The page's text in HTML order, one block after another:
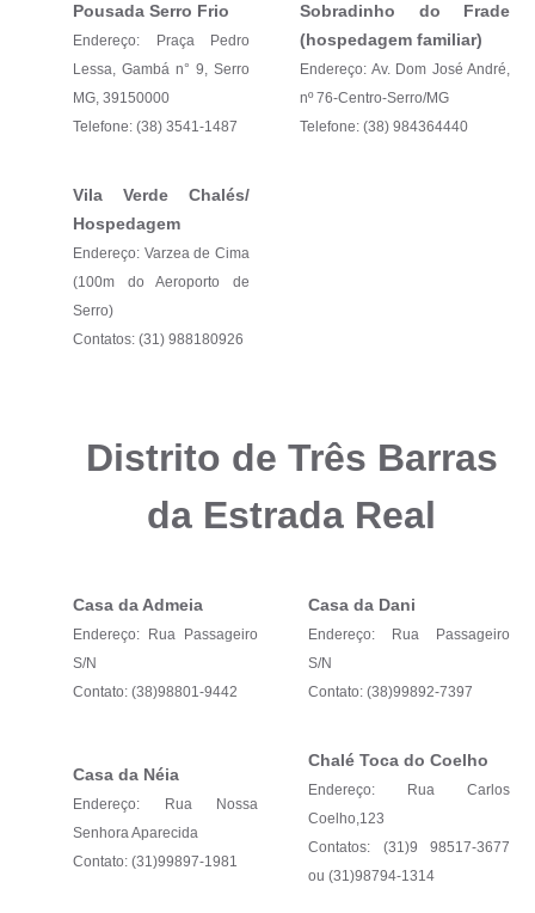
Contratos, Convênios e Publicações MROSC
Ouvidoria Municipal
Radar da Transparência Pública
Listagem de Contribuintes Inscritos na Dívida Ativa do
Pousada Serro Frio
Endereço: Praça Pedro
Lessa, Gambá n° 9, Serro
MG, 39150000
Telefone: (38) 3541-1487
Sobradinho do Frade
(hospedagem familiar)
Endereço: Av. Dom José André,
nº 76-Centro-Serro/MG
Telefone: (38) 984364440
Vila Verde Chalés/
Hospedagem
Endereço: Varzea de Cima
(100m do Aeroporto de
Serro)
Contatos: (31) 988180926
Distrito de Três Barras
da Estrada Real
Casa da Admeia
Endereço: Rua Passageiro
S/N
Contato: (38)98801-9442
Casa da Dani
Endereço: Rua Passageiro
S/N
Contato: (38)99892-7397
Casa da Néia
Endereço: Rua Nossa
Senhora Aparecida
Contato: (31)99897-1981
Chalé Toca do Coelho
Endereço: Rua Carlos
Coelho,123
Contatos: (31)9 98517-3677
ou (31)98794-1314